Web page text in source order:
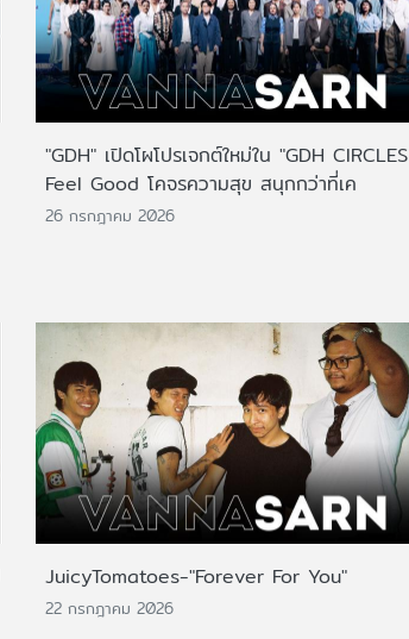
"GDH" เปิดโผโปรเจกต์ใหม่ใน "GDH CIRCLES
Feel Good โคจรความสุข สนุกกว่าที่เค
26 กรกฎาคม 2026
JuicyTomatoes-"Forever For You"
22 กรกฎาคม 2026